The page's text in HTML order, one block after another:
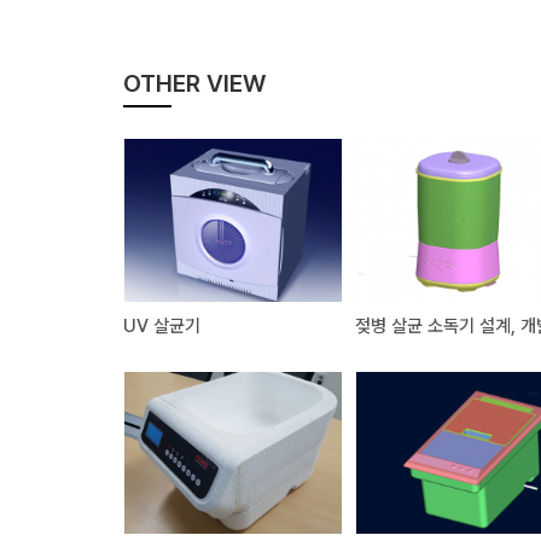
OTHER VIEW
UV 살균기 젖병 살균 소독기 설계, 개